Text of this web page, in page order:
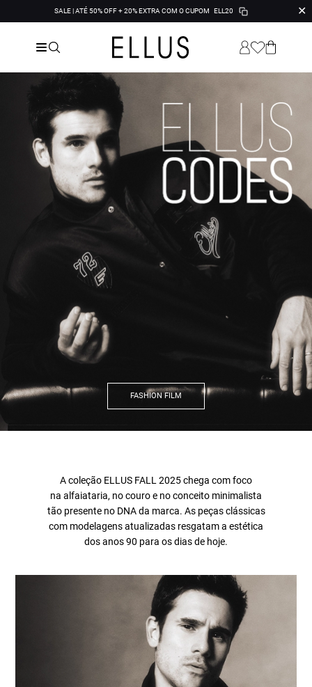
SALE | ATÉ 50% OFF + 20% EXTRA COM O CUPOM ELL20 ✕
FASHION FILM
A coleção ELLUS FALL 2025 chega com foco
na alfaiataria, no couro e no conceito minimalista
tão presente no DNA da marca. As peças clássicas
com modelagens atualizadas resgatam a estética
dos anos 90 para os dias de hoje.